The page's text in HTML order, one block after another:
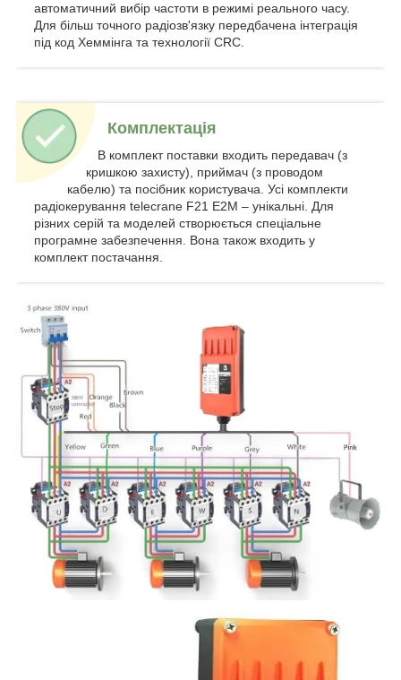
автоматичний вибір частоти в режимі реального часу.
Для більш точного радіозв'язку передбачена інтеграція
під код Хеммінга та технології CRC.
Комплектація
В комплект поставки входить передавач (з
кришкою захисту), приймач (з проводом
кабелю) та посібник користувача. Усі комплекти
радіокерування telecrane F21 E2M – унікальні. Для
різних серій та моделей створюється спеціальне
програмне забезпечення. Вона також входить у
комплект постачання.